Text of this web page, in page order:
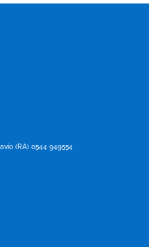
(RA) 0544 949554